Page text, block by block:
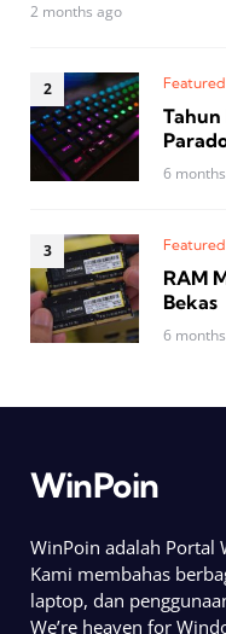
2 months ago
Featured
6
Featured
RAM
Bekas
6
WinPoin
WinPoin adalah Portal
Kami membahas
laptop, dan
We’re heaven for